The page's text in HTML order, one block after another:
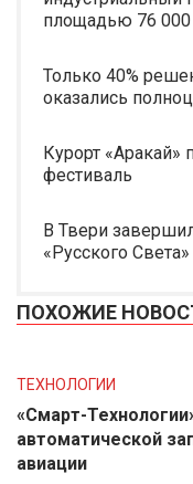
площадью 76
Только 40%
оказались
Курорт
фестиваль
В Твери
«Русского
ПОХОЖИЕ
ТЕХНОЛОГИИ
«Смарт-
автоматической
авиации